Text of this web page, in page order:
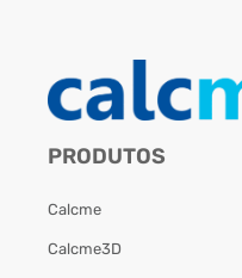
PRODUTOS
Calcme
Calcme3D